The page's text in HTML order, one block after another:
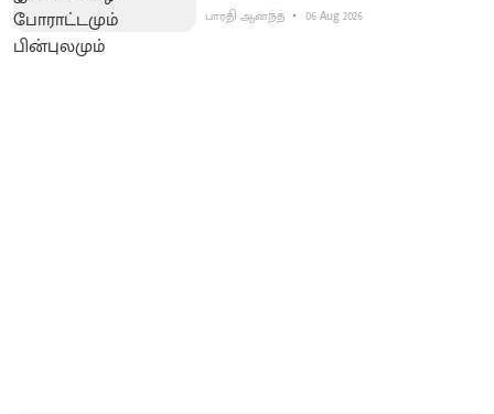
பாரதி ஆனந்த் 06 Aug 2026